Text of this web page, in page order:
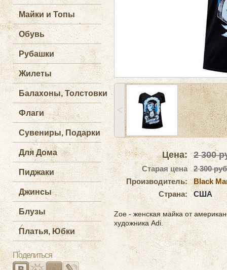
Майки и Топы
Обувь
Рубашки
Жилеты
Балахоны, Толстовки
Флаги
Сувениры, Подарки
Для Дома
Пиджаки
Джинсы
Блузы
Платья, Юбки
Поделиться
˂
Цена: 2 300
Старая цена
2 300
Производитель:
Black
Страна:
США
Zoe - женская майка от
художника Adi.